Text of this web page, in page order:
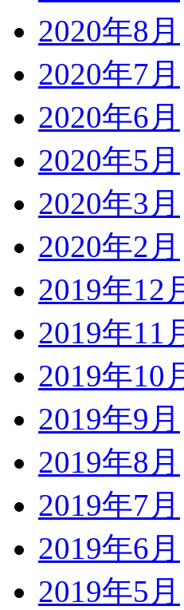
2020年8月
2020年7月
2020年6月
2020年5月
2020年3月
2020年2月
2019年12
2019年11
2019年10
2019年9月
2019年8月
2019年7月
2019年6月
2019年5月